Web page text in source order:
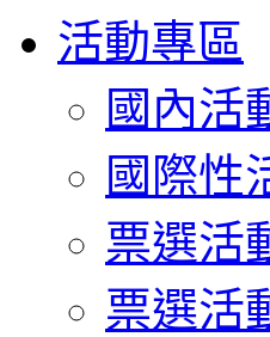
活動專區
國內活
國際性
票選活
票選活